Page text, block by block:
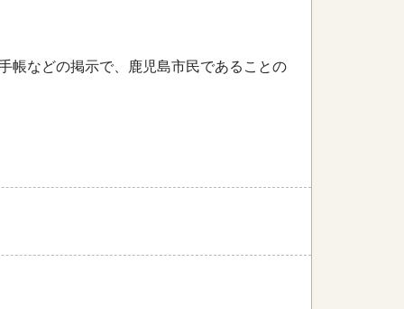
帳などの掲示で、鹿児島市民であることの